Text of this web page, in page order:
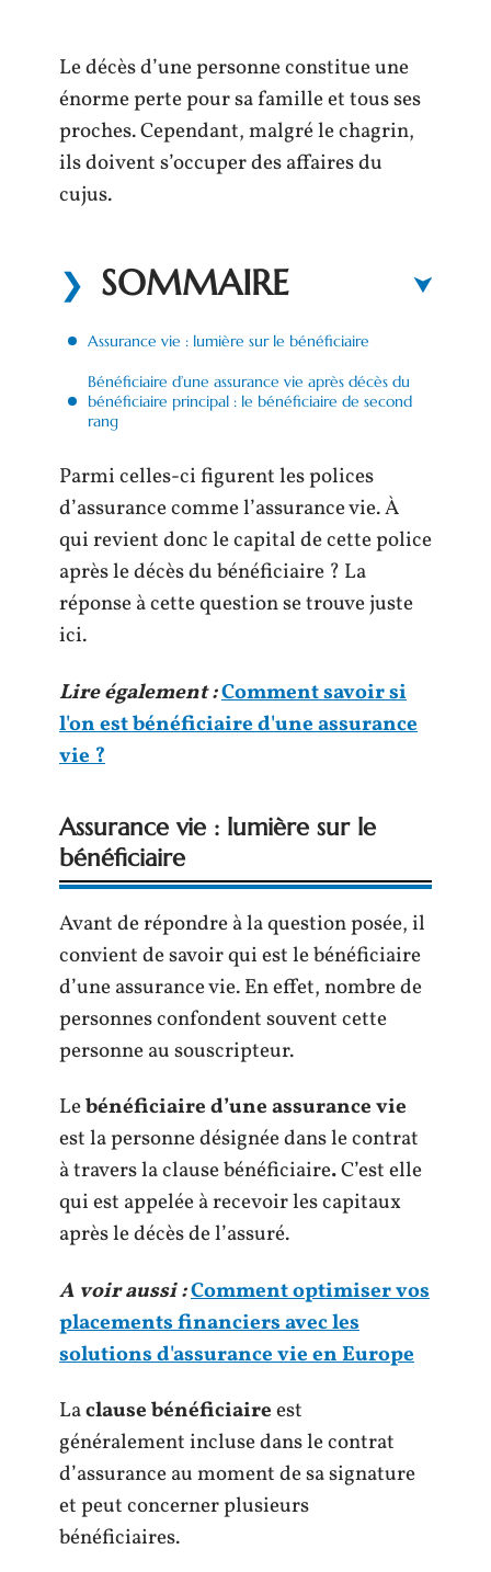
Le décès d’une personne constitue une
énorme perte pour sa famille et tous ses
proches. Cependant, malgré le chagrin,
ils doivent s’occuper des affaires du
cujus.
SOMMAIRE
Assurance vie : lumière sur le bénéficiaire
Bénéficiaire d’une assurance vie après décès du
bénéficiaire principal : le bénéficiaire de second
rang
Parmi celles-ci figurent les polices
d’assurance comme l’assurance vie. À
qui revient donc le capital de cette police
après le décès du bénéficiaire ? La
réponse à cette question se trouve juste
ici.
Lire également :Comment savoir si
l'on est bénéficiaire d'une assurance
vie ?
Assurance vie : lumière sur le
bénéficiaire
Avant de répondre à la question posée, il
convient de savoir qui est le bénéficiaire
d’une assurance vie. En effet, nombre de
personnes confondent souvent cette
personne au souscripteur.
Lebénéficiaire d’une assurance vie
est la personne désignée dans le contrat
à travers la clause bénéficiaire.C’est elle
qui est appelée à recevoir les capitaux
après le décès de l’assuré.
A voir aussi :Comment optimiser vos
placements financiers avec les
solutions d'assurance vie en Europe
Laclause bénéficiaireest
généralement incluse dans le contrat
d’assurance au moment de sa signature
et peut concerner plusieurs
bénéficiaires.